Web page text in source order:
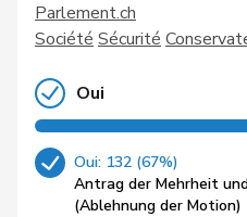
Parlement.ch
Société Sécurité
Oui
Oui: 132 (67%)
Antrag der Mehrheit
(Ablehnung der Motion)